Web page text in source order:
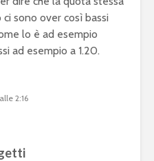
sono over così bassi
lo è ad esempio
ad esempio a 1.20.
2:16